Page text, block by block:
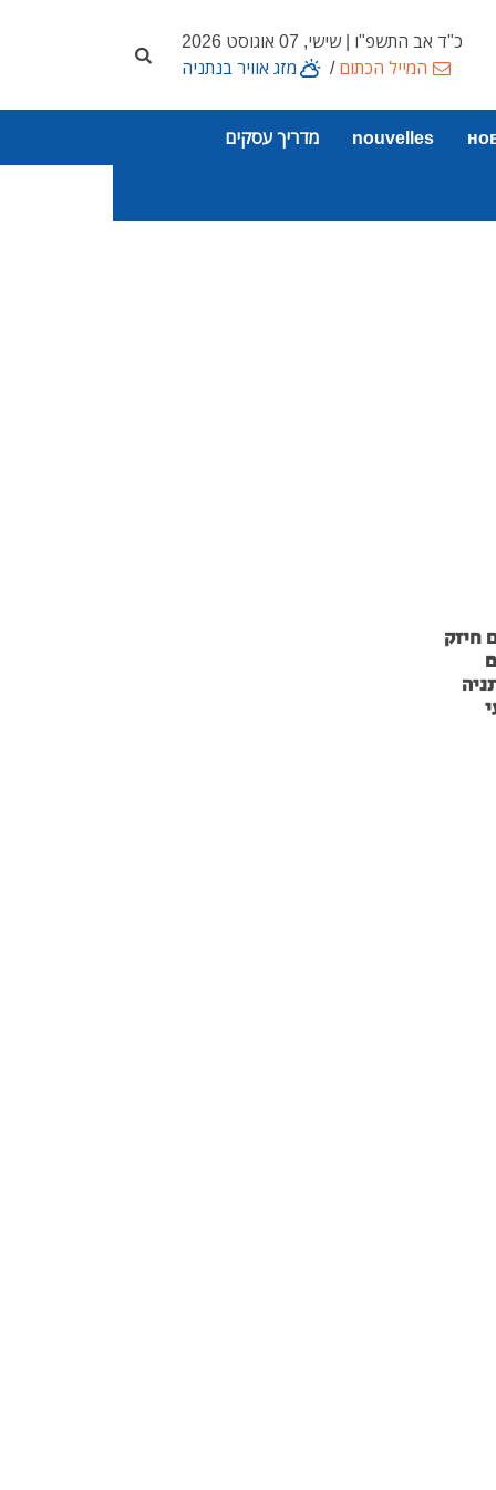
כ"ד אב התשפ"ו | שישי, 07 אוגוסט 2026
המייל הכתום/ מזג אוויר בנתניה
nouvelles מדריך עסקים
חיזק